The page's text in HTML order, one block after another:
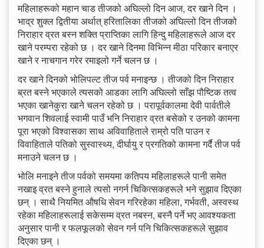
महिलाहरूको महान चाड तीजको अघिल्लो दिन आज, दर खाने दिन ।
भाद्र शुक्ल द्वितीया अर्थात् हरितालिका तीजको अघिल्लो दिन तीजको
निराहार व्रत बस्‍न शक्ति प्राप्तिका लागि हिन्दु महिलाहरूले आज दर
खाने परम्परा रहेको छ । दर खाने दिनमा विभिन्न मीठा परिकार बनाएर
खाने र नाचगान गरेर रमाइलो गर्ने चलन छ ।
दर खाने दिनको भोलिपल्ट तीज पर्व मनाइन्छ । तीजको दिन निराहार
ब्रत बस्ने भएकाले त्यसको आडका लागि अघिल्लो साँझ पौष्टिक तत्व
भएका खानेकुरा खाने चलन रहेको छ । परापूर्वकालमा देवी पार्वतीले
भगवान शिवलाई स्वामी पाउँ भनि निराहार व्रत बसेको र उनको कामना
पूरा भएको विश्वासका साथ अविवाहिताले राम्रो पति पाउन र
विवाहिताले पतिको सुस्वास्थ्य, दीर्घायु र प्रगतिको कामना गर्दै तीज पर्व
मनाउने चलन छ ।
भोलि मनाइने तीज पर्वको समयमा कतिपय महिलाहरूले पानी समेत
नखाइ व्रत बस्ने हुनाले त्यसो नगर्न चिकित्सकहरूले भने सुझाव दिएका
छन् । साथै नियमित औषधि सेवन गरिरहेका महिला, गर्भवती, अस्वस्थ
रहेका महिलाहरूलाई सकेसम्म व्रत नबस्न, बस्नै पर्ने भए आवश्यकता
अनुसार पानी र फलफूलको सेवन गर्न पनि चिकित्सकहरूले सुझाव
दिएका छन् ।